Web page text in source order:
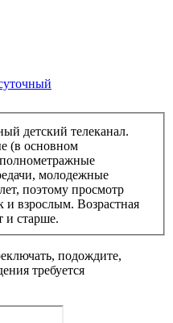
детский телеканал.
(в основном
молодежные
поэтому просмотр
и взрослым. Возрастная
и старше.
подождите,
требуется